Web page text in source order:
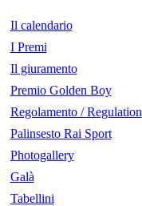
Il calendario
I Premi
Il giuramento
Premio Golden Boy
Regolamento / Regulation
Palinsesto Rai Sport
Photogallery
Galà
Tabellini